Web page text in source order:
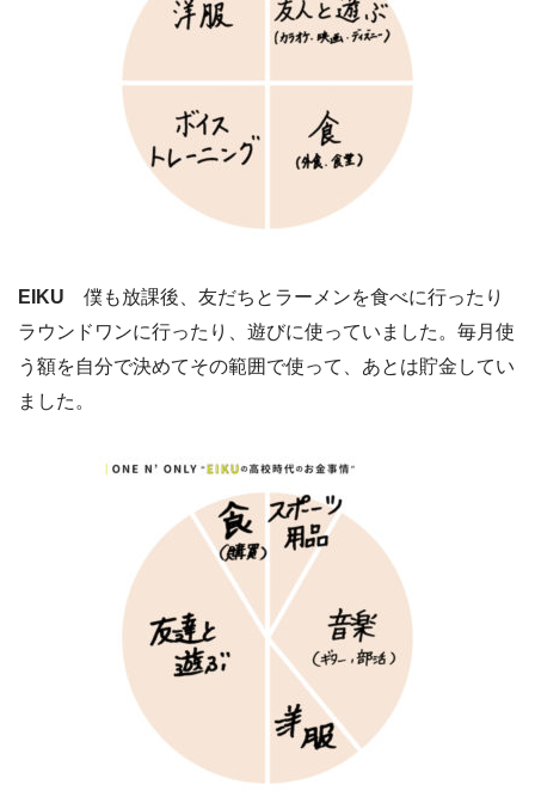
EIKU 僕も放課後、友だちとラーメンを食べに行ったり
ラウンドワンに行ったり、遊びに使っていました。毎月使
う額を自分で決めてその範囲で使って、あとは貯金してい
ました。